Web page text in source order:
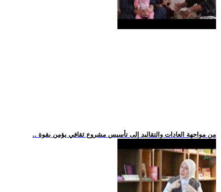
.. من مواجهة العادات والتقاليد إلى تأسيس مشروع ثقافي يؤمن بقوة